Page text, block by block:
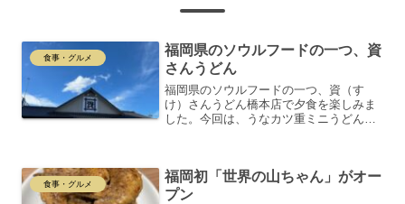
食事・グルメ
福岡県のソウルフードの一つ、資
さんうどん
福岡県のソウルフードの一つ、資（す
け）さんうどん橋本店で夕食を楽しみま
した。今回は、うなカツ重ミニうどんセ
いのですが、土用の...
食事・グルメ
福岡初「世界の山ちゃん」がオー
プン